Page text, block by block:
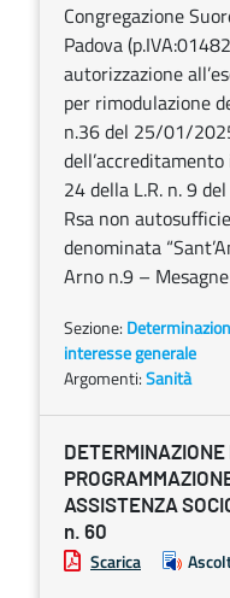
Congregazione
Padova
autorizzazione
per rimodulazione
n.36 del 25/01/
24 della L.R. n. 9
Rsa non
denominata
Arno n.9 –
Sezione:
interesse generale
Argomenti:Sanità
ASSISTENZA
n. 60
Scarica